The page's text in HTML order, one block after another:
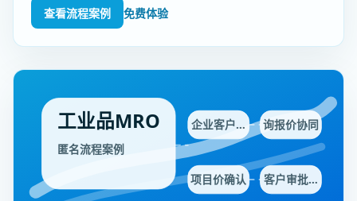
查看流程案例 免费体验
工业品MRO
匿名流程案例
企业客户… 询报价协同
项目价确认 客户审批…